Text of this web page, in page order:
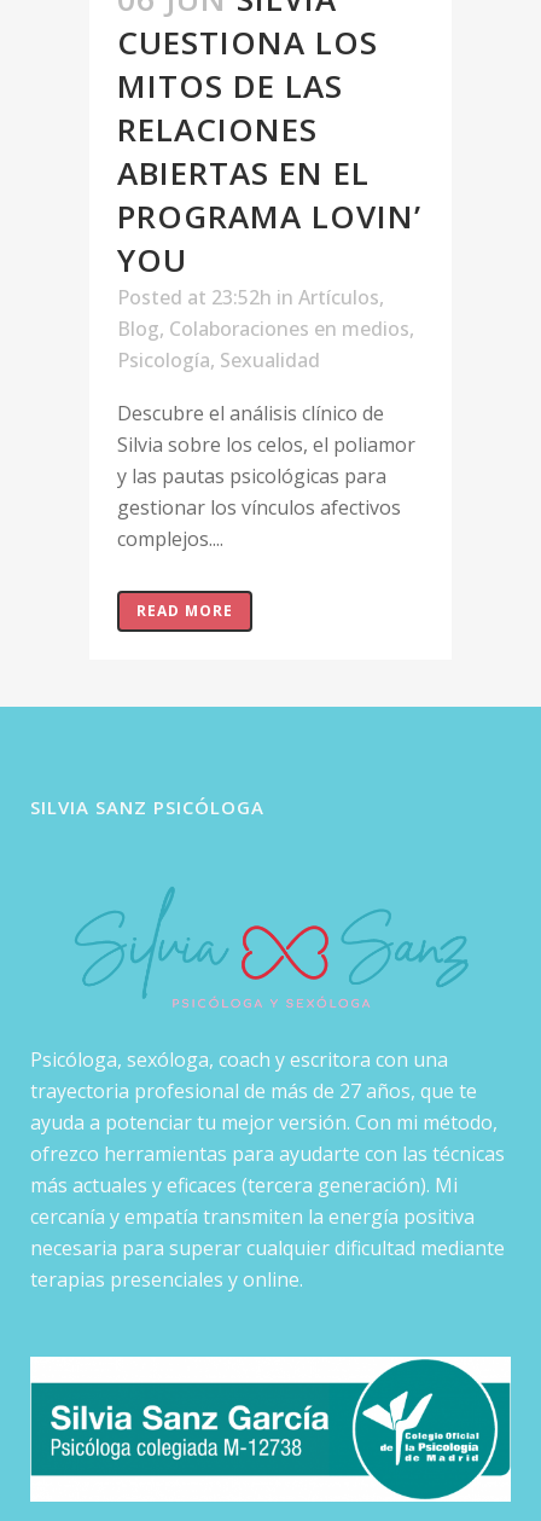
CUESTIONA LOS
MITOS DE LAS
RELACIONES
ABIERTAS EN EL
PROGRAMA LOVIN’
YOU
Posted at 23:52h in Artículos,
Blog, Colaboraciones en medios,
Psicología, Sexualidad
Descubre el análisis clínico de
Silvia sobre los celos, el poliamor
y las pautas psicológicas para
gestionar los vínculos afectivos
complejos....
READ MORE
SILVIA SANZ PSICÓLOGA
Psicóloga, sexóloga, coach y escritora con una
trayectoria profesional de más de 27 años, que te
ayuda a potenciar tu mejor versión. Con mi método,
ofrezco herramientas para ayudarte con las técnicas
más actuales y eficaces (tercera generación). Mi
cercanía y empatía transmiten la energía positiva
necesaria para superar cualquier dificultad mediante
terapias presenciales y online.